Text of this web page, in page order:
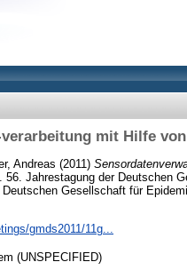
mit Hilfe
Andreas (2011)
56. Jahrestagung der Deutschen
Gesellschaft für
gmds2011/11g...
(UNSPECIFIED)